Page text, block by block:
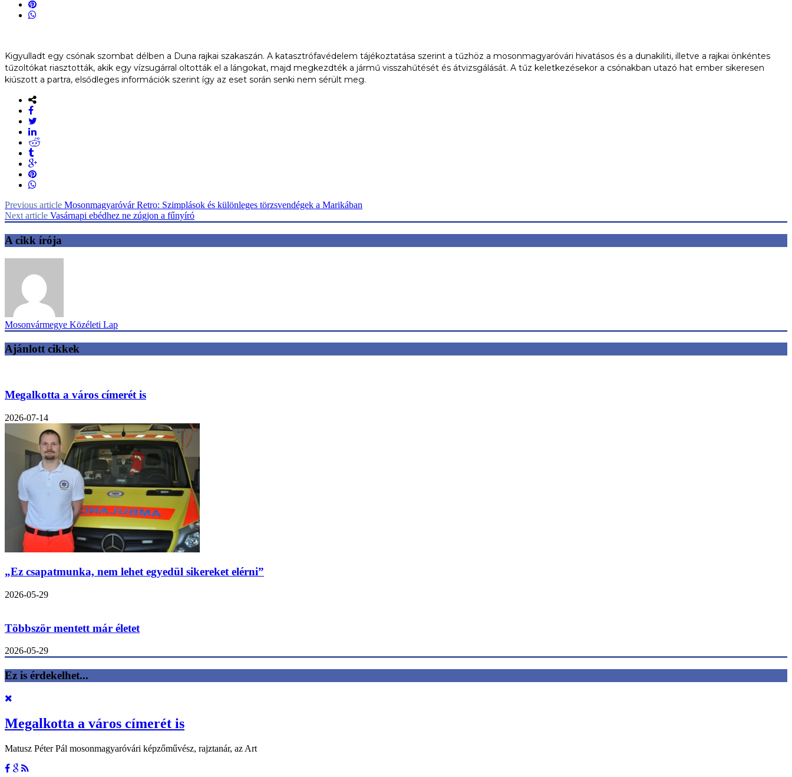
Kigyulladt egy csónak szombat délben a Duna rajkai szakaszán. A katasztrófavédelem tájékoztatása szerint a tűzhöz a mosonmagyaróvári hivatásos és a dunakiliti, illetve a rajkai önkéntes
tűzoltókat riasztották, akik egy vízsugárral oltották el a lángokat, majd megkezdték a jármű visszahűtését és átvizsgálását. A tűz keletkezésekor a csónakban utazó hat ember sikeresen
kiúszott a partra, elsődleges információk szerint így az eset során senki nem sérült meg.
Previous article Mosonmagyaróvár Retro: Szimplások és különleges törzsvendégek a Marikában
Next article Vasárnapi ebédhez ne zúgjon a fűnyíró
A cikk írója
Mosonvármegye Közéleti Lap
Ajánlott cikkek
Megalkotta a város címerét is
2026-07-14
„Ez csapatmunka, nem lehet egyedül sikereket elérni”
2026-05-29
Többször mentett már életet
2026-05-29
Ez is érdekelhet...
Megalkotta a város címerét is
Matusz Péter Pál mosonmagyaróvári képzőművész, rajztanár, az Art